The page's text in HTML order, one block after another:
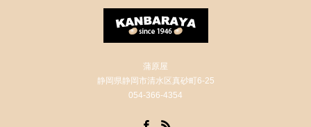
蒲原屋
静岡県静岡市清水区真砂町6-25
054-366-4354